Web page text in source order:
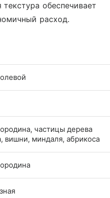
обеспечивает
расход.
частицы дерева
вишни, миндаля, абрикоса